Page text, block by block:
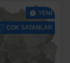
YENI
ÇOK SATANLAR